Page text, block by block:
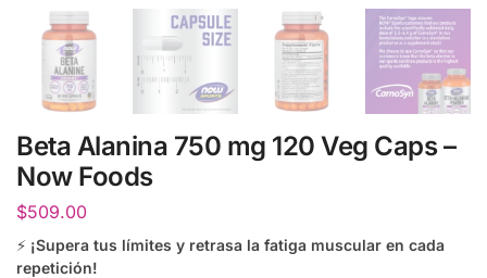
Beta Alanina 750 mg 120 Veg Caps –
Now Foods
$509.00
⚡ ¡Supera tus límites y retrasa la fatiga muscular en cada
repetición!